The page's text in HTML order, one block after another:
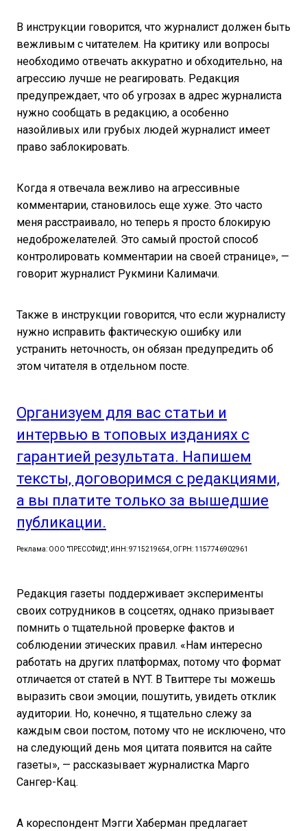
В инструкции говорится, что журналист должен быть
вежливым с читателем. На критику или вопросы
необходимо отвечать аккуратно и обходительно, на
агрессию лучше не реагировать. Редакция
предупреждает, что об угрозах в адрес журналиста
нужно сообщать в редакцию, а особенно
назойливых или грубых людей журналист имеет
право заблокировать.
Когда я отвечала вежливо на агрессивные
комментарии, становилось еще хуже. Это часто
меня расстраивало, но теперь я просто блокирую
недоброжелателей. Это самый простой способ
контролировать комментарии на своей странице», —
говорит журналист Рукмини Калимачи.
Также в инструкции говорится, что если журналисту
нужно исправить фактическую ошибку или
устранить неточность, он обязан предупредить об
этом читателя в отдельном посте.
Организуем для вас статьи и
интервью в топовых изданиях с
гарантией результата. Напишем
тексты, договоримся с редакциями,
а вы платите только за вышедшие
публикации.
Реклама: ООО "ПРЕССФИД", ИНН: 9715219654, ОГРН: 1157746902961
Редакция газеты поддерживает эксперименты
своих сотрудников в соцсетях, однако призывает
помнить о тщательной проверке фактов и
соблюдении этических правил. «Нам интересно
работать на других платформах, потому что формат
отличается от статей в NYT. В Твиттере ты можешь
выразить свои эмоции, пошутить, увидеть отклик
аудитории. Но, конечно, я тщательно слежу за
каждым свои постом, потому что не исключено, что
на следующий день моя цитата появится на сайте
газеты», — рассказывает журналистка Марго
Сангер-Кац.
А кореспондент Мэгги Хаберман предлагает